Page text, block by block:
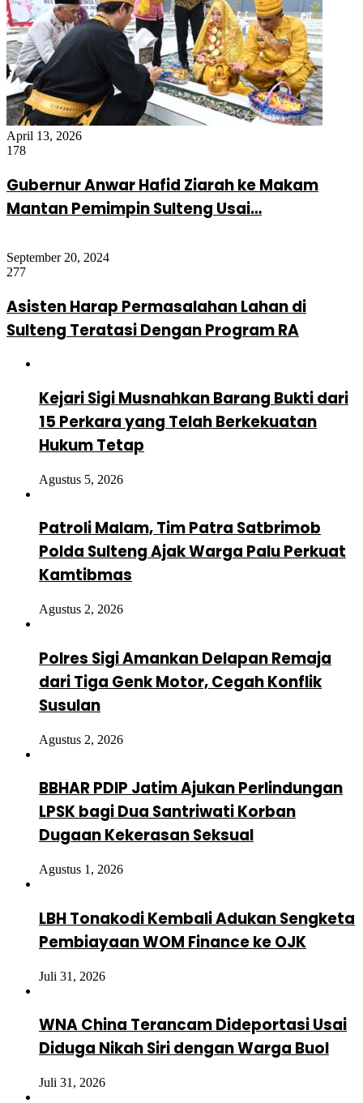
April 13, 2026
178
Gubernur Anwar Hafid Ziarah ke Makam
Mantan Pemimpin Sulteng Usai…
September 20, 2024
277
Asisten Harap Permasalahan Lahan di
Sulteng Teratasi Dengan Program RA
Kejari Sigi Musnahkan Barang Bukti dari
15 Perkara yang Telah Berkekuatan
Hukum Tetap
Agustus 5, 2026
Patroli Malam, Tim Patra Satbrimob
Polda Sulteng Ajak Warga Palu Perkuat
Kamtibmas
Agustus 2, 2026
Polres Sigi Amankan Delapan Remaja
dari Tiga Genk Motor, Cegah Konflik
Susulan
Agustus 2, 2026
BBHAR PDIP Jatim Ajukan Perlindungan
LPSK bagi Dua Santriwati Korban
Dugaan Kekerasan Seksual
Agustus 1, 2026
LBH Tonakodi Kembali Adukan Sengketa
Pembiayaan WOM Finance ke OJK
Juli 31, 2026
WNA China Terancam Dideportasi Usai
Diduga Nikah Siri dengan Warga Buol
Juli 31, 2026